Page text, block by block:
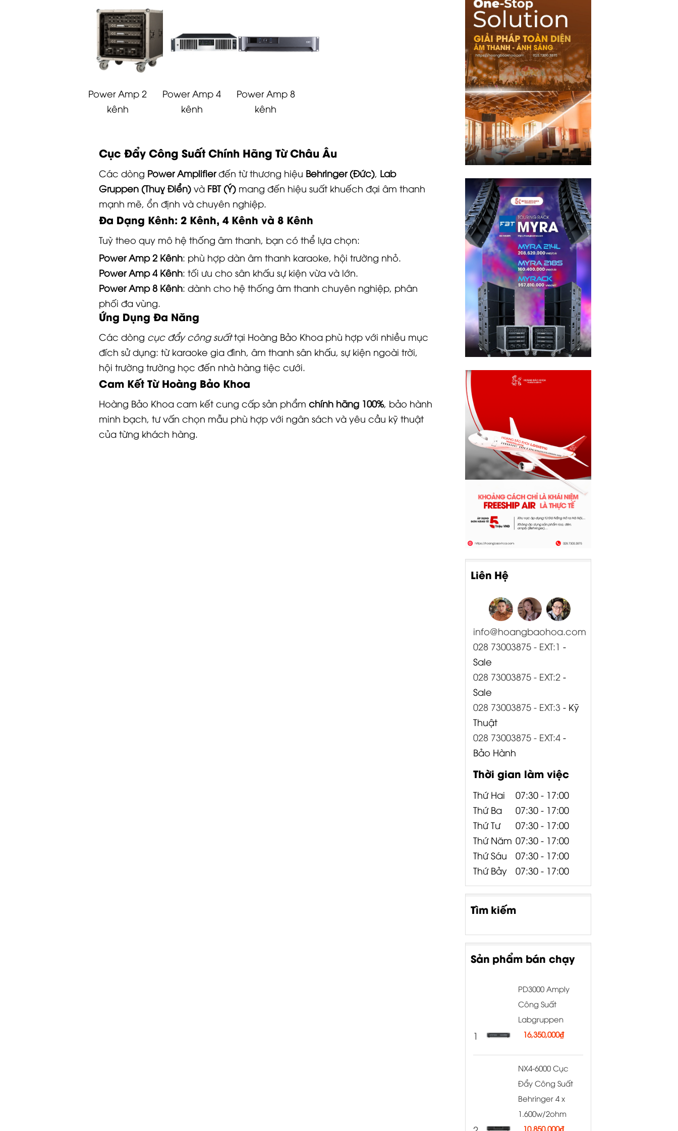
Power Amp 2
kênh
Power Amp 4
kênh
Power Amp 8
kênh
Cục Đẩy Công Suất Chính Hãng Từ Châu Âu
Các dòng Power Amplifierđến từ thương hiệu Behringer (Đức), Lab
Gruppen (Thuỵ Điển) và FBT (Ý) mang đến hiệu suất khuếch đại âm thanh
mạnh mẽ, ổn định và chuyên nghiệp.
Đa Dạng Kênh: 2 Kênh, 4 Kênh và 8 Kênh
Tuỳ theo quy mô hệ thống âm thanh, bạn có thể lựa chọn:
Power Amp 2 Kênh: phù hợp dàn âm thanh karaoke, hội trường nhỏ.
Power Amp 4 Kênh: tối ưu cho sân khấu sự kiện vừa và lớn.
Power Amp 8 Kênh: dành cho hệ thống âm thanh chuyên nghiệp, phân
phối đa vùng.
Ứng Dụng Đa Năng
Các dòng cục đẩy công suấttại Hoàng Bảo Khoa phù hợp với nhiều mục
đích sử dụng: từ karaoke gia đình, âm thanh sân khấu, sự kiện ngoài trời,
hội trường trường học đến nhà hàng tiệc cưới.
Cam Kết Từ Hoàng Bảo Khoa
Hoàng Bảo Khoa cam kết cung cấp sản phẩm chính hãng 100%, bảo hành
minh bạch, tư vấn chọn mẫu phù hợp với ngân sách và yêu cầu kỹ thuật
của từng khách hàng.
Liên Hệ
info@hoangbaohoa.com
028 73003875 - EXT:1 -
Sale
028 73003875 - EXT:2 -
Sale
028 73003875 - EXT:3 - Kỹ
Thuật
028 73003875 - EXT:4 -
Bảo Hành
Thời gian làm việc
Thứ Hai
07:30 - 17:00
Thứ Ba
07:30 - 17:00
Thứ Tư
07:30 - 17:00
Thứ Năm 07:30 - 17:00
Thứ Sáu
07:30 - 17:00
Thứ Bảy
07:30 - 17:00
Tìm kiếm
Sản phẩm bán chạy
1
PD3000 Amply
Công Suất
Labgruppen
16,350,000₫
NX4-6000 Cục
Đẩy Công Suất
Behringer 4 x
1.600w/2ohm
10,850,000₫